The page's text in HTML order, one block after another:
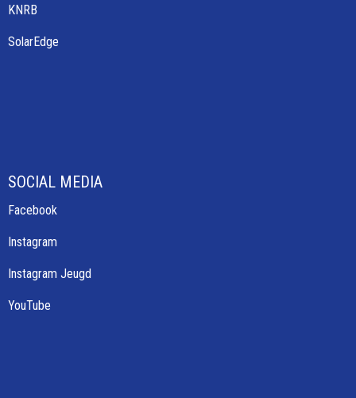
KNRB
SolarEdge
SOCIAL MEDIA
Facebook
Instagram
Instagram Jeugd
YouTube